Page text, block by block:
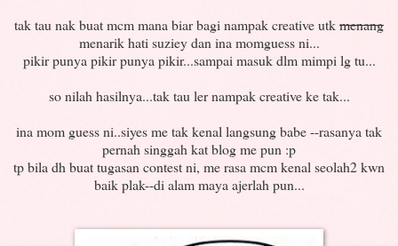
tak tau nak buat mcm mana biar bagi nampak creative utkmenang
menarik hati suziey dan ina momguess ni...
pikir punya pikir punya pikir...sampai masuk dlm mimpi lg tu...
so nilah hasilnya...tak tau ler nampak creative ke tak...
ina mom guess ni..siyes me tak kenal langsung babe --rasanya tak
pernah singgah kat blog me pun :p
tp bila dh buat tugasan contest ni, me rasa mcm kenal seolah2 kwn
baik plak--di alam maya ajerlah pun...